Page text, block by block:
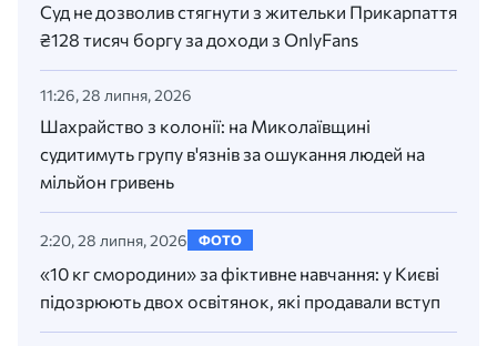
Суд не дозволив стягнути з жительки Прикарпаття
₴128 тисяч боргу за доходи з OnlyFans
11:26, 28 липня, 2026
Шахрайство з колонії: на Миколаївщині
судитимуть групу в'язнів за ошукання людей на
мільйон гривень
2:20, 28 липня, 2026 ФОТО
«10 кг смородини» за фіктивне навчання: у Києві
підозрюють двох освітянок, які продавали вступ